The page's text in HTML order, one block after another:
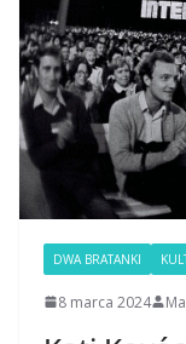
DWA BRATANKI
8 marca 2024